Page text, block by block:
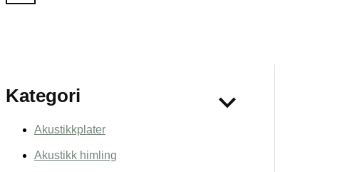
Kategori
Akustikkplater
Akustikk himling